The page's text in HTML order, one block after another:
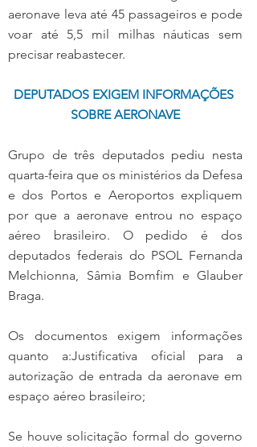
aeronave leva até 45 passageiros e pode
voar até 5,5 mil milhas náuticas sem
precisar reabastecer.
DEPUTADOS EXIGEM INFORMAÇÕES
SOBRE AERONAVE
Grupo de três deputados pediu nesta
quarta-feira que os ministérios da Defesa
e dos Portos e Aeroportos expliquem
por que a aeronave entrou no espaço
aéreo brasileiro. O pedido é dos
deputados federais do PSOL Fernanda
Melchionna, Sâmia Bomfim e Glauber
Braga.
Os documentos exigem informações
quanto a:Justificativa oficial para a
autorização de entrada da aeronave em
espaço aéreo brasileiro;
Se houve solicitação formal do governo